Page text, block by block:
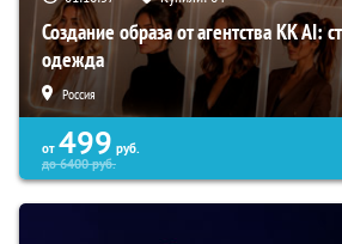
Создание образа от агентства KK AI:
одежда
Россия
от 499 руб.
до6400руб.